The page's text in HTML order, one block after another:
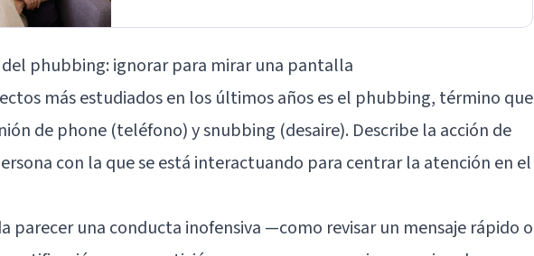
phubbing: ignorar para mirar una pantalla
más estudiados en los últimos años es el phubbing, término que
de phone (teléfono) y snubbing (desaire). Describe la acción de
con la que se está interactuando para centrar la atención en el
parecer una conducta inofensiva —como revisar un mensaje rápido o